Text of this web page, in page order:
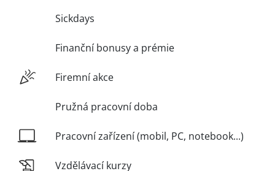
Sickdays
Finanční bonusy a prémie
Firemní akce
Pružná pracovní doba
Pracovní zařízení (mobil, PC, notebook...)
Vzdělávací kurzy